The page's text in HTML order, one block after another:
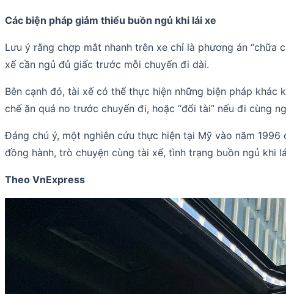
Các biện pháp giảm thiểu buồn ngủ khi lái xe
Lưu ý rằng chợp mắt nhanh trên xe chỉ là phương án
xế cần ngủ đủ giấc trước mỗi chuyến đi dài.
Bên cạnh đó, tài xế có thể thực hiện những biện pháp
chế ăn quá no trước chuyến đi, hoặc “đổi tài” nếu đi cùng
Đáng chú ý, một nghiên cứu thực hiện tại Mỹ vào năm
đồng hành, trò chuyện cùng tài xế, tình trạng buồn ngủ khi
Theo VnExpress